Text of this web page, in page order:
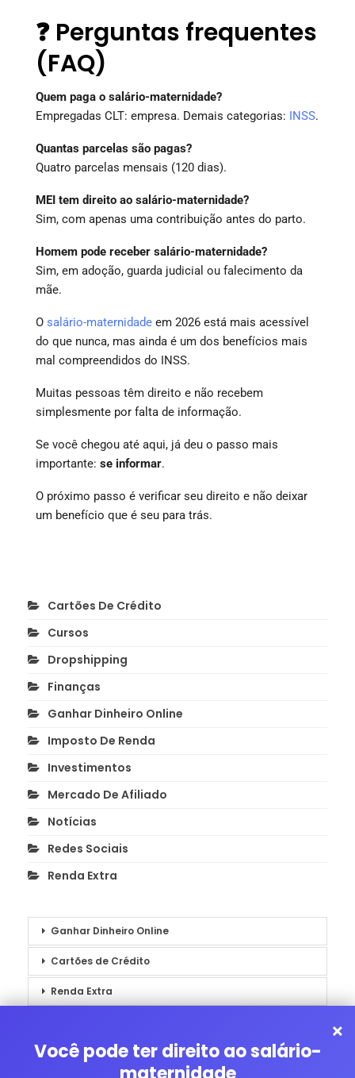
❓ Perguntas frequentes
(FAQ)
Quem paga o salário-maternidade?
Empregadas CLT: empresa. Demais categorias: INSS.
Quantas parcelas são pagas?
Quatro parcelas mensais (120 dias).
MEI tem direito ao salário-maternidade?
Sim, com apenas uma contribuição antes do parto.
Homem pode receber salário-maternidade?
Sim, em adoção, guarda judicial ou falecimento da
mãe.
O salário-maternidade em 2026 está mais acessível
do que nunca, mas ainda é um dos benefícios mais
mal compreendidos do INSS.
Muitas pessoas têm direito e não recebem
simplesmente por falta de informação.
Se você chegou até aqui, já deu o passo mais
importante: se informar.
O próximo passo é verificar seu direito e não deixar
um benefício que é seu para trás.
Cartões De Crédito
Cursos
Dropshipping
Finanças
Ganhar Dinheiro Online
Imposto De Renda
Investimentos
Mercado De Afiliado
Notícias
Redes Sociais
Renda Extra
Ganhar Dinheiro Online
Cartões de Crédito
Renda Extra
×
Você pode ter direito ao salário-